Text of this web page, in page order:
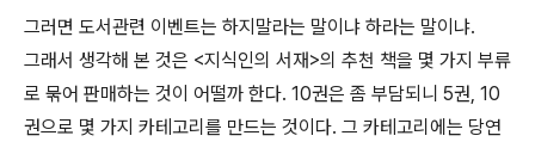
그러면 도서관련 이벤트는 하지말라는 말이냐 하라는 말이냐.
그래서 생각해 본 것은 <지식인의 서재>의 추천 책을 몇 가지 부류
로 묶어 판매하는 것이 어떨까 한다. 10권은 좀 부담되니 5권, 10
권으로 몇 가지 카테고리를 만드는 것이다. 그 카테고리에는 당연